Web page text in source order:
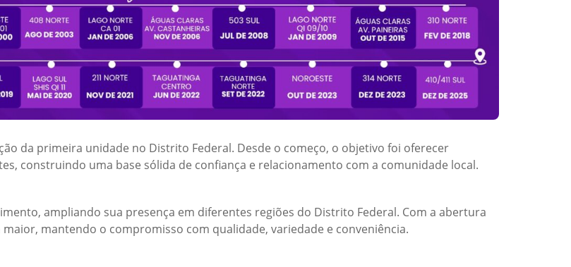
da primeira unidade no Distrito Federal. Desde o começo, o objetivo foi oferecer
construindo uma base sólida de confiança e relacionamento com a comunidade local.
ampliando sua presença em diferentes regiões do Distrito Federal. Com a abertura
mantendo o compromisso com qualidade, variedade e conveniência.